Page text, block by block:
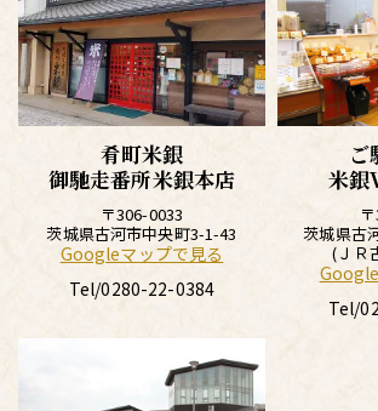
肴町米銀
御馳走番所米銀本店
〒306-0033
茨城県古河市中央町3-1-43
Googleマップで見る
Tel/0280-22-0384
ご
米銀
茨城県古
(ＪＲ
Tel/